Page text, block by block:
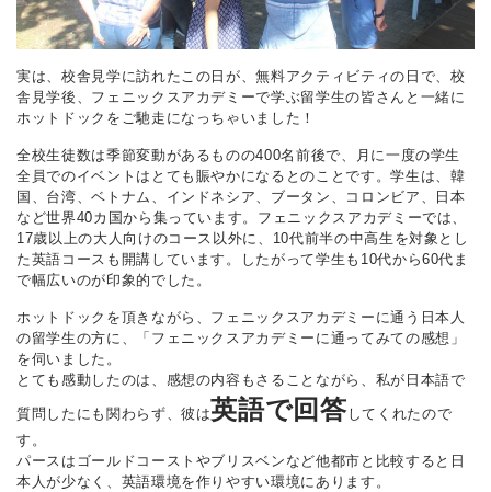
実は、校舎見学に訪れたこの日が、無料アクティビティの日で、校
舎見学後、フェニックスアカデミーで学ぶ留学生の皆さんと一緒に
ホットドックをご馳走になっちゃいました！
全校生徒数は季節変動があるものの400名前後で、月に一度の学生
全員でのイベントはとても賑やかになるとのことです。学生は、韓
国、台湾、ベトナム、インドネシア、ブータン、コロンビア、日本
など世界40カ国から集っています。フェニックスアカデミーでは、
17歳以上の大人向けのコース以外に、10代前半の中高生を対象とし
た英語コースも開講しています。したがって学生も10代から60代ま
で幅広いのが印象的でした。
ホットドックを頂きながら、フェニックスアカデミーに通う日本人
の留学生の方に、「フェニックスアカデミーに通ってみての感想」
を伺いました。
とても感動したのは、感想の内容もさることながら、私が日本語で
質問したにも関わらず、彼は英語で回答してくれたので
す。
パースはゴールドコーストやブリスベンなど他都市と比較すると日
本人が少なく、英語環境を作りやすい環境にあります。